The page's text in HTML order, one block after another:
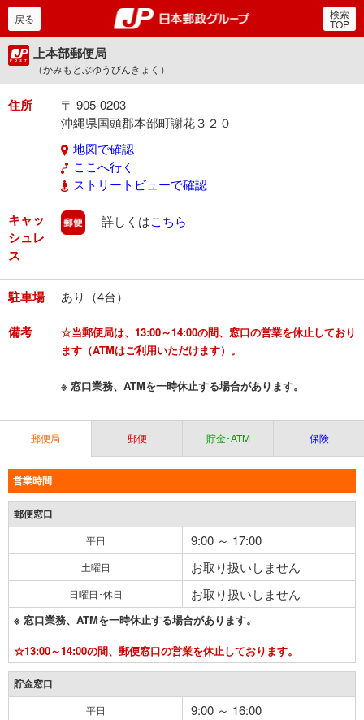
郵便局・日本郵政グルー
戻る 検索
TOP
上本部郵便局
（かみもとぶゆうびんきょく）
住所
〒 905-0203
沖縄県国頭郡本部町謝花３２０
地図で確認
ここへ行く
ストリートビューで確認
キャッ
シュレ
ス
郵便
詳しくはこちら
駐車場 あり（4台）
備考
☆当郵便局は、13:00～14:00の間、窓口の営業を休止しており
ます（ATMはご利用いただけます）。
※ 窓口業務、ATMを一時休止する場合があります。
郵便局 郵便 貯金･ATM 保険
営業時間
郵便窓口
平日 9:00 ～ 17:00
土曜日 お取り扱いしません
日曜日･休日 お取り扱いしません
※ 窓口業務、ATMを一時休止する場合があります。
☆13:00～14:00の間、郵便窓口の営業を休止しております。
貯金窓口
平日 9:00 ～ 16:00